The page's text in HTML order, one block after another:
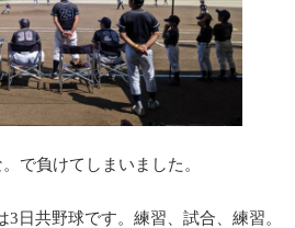
で負けてしまいました。
3日共野球です。練習、試合、練習。